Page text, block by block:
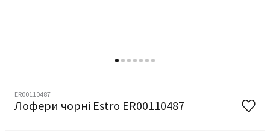
ER00110487
Лофери чорні Estro ER00110487